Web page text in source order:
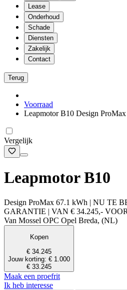
Lease
Onderhoud
Schade
Diensten
Zakelijk
Contact
Terug
Voorraad
Leapmotor B10 Design
Vergelijk
Leapmotor B10
Design ProMax 67.1 kWh | NU TE
GARANTIE | VAN € 34.245,-
Van Mossel OPC Opel Breda, (NL)
Kopen
€ 34.245
Jouw korting: € 1.000
€ 33.245
Maak een proefrit
Ik heb interesse